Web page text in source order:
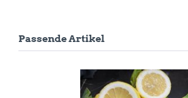
Passende Artikel